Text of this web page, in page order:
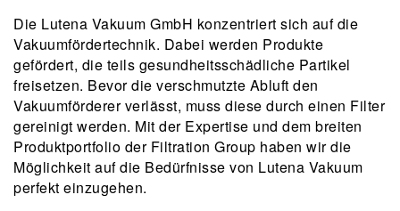
Die Lutena Vakuum GmbH konzentriert sich auf die
Vakuumfördertechnik. Dabei werden Produkte
gefördert, die teils gesundheitsschädliche Partikel
freisetzen. Bevor die verschmutzte Abluft den
Vakuumförderer verlässt, muss diese durch einen Filter
gereinigt werden. Mit der Expertise und dem breiten
Produktportfolio der Filtration Group haben wir die
Möglichkeit auf die Bedürfnisse von Lutena Vakuum
perfekt einzugehen.